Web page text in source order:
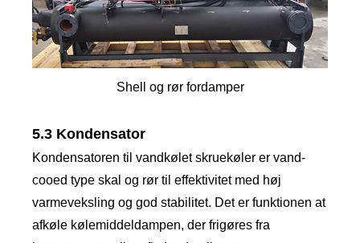
Shell og rør fordamper
5.3 Kondensator
Kondensatoren til vandkølet skruekøler er vand-
cooed type skal og rør til effektivitet med høj
varmeveksling og god stabilitet. Det er funktionen at
afkøle kølemiddeldampen, der frigøres fra